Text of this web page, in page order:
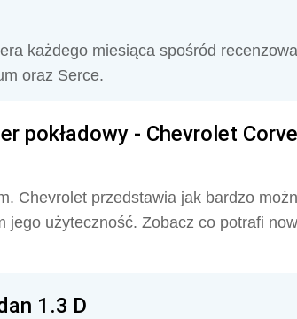
każdego miesiąca spośród
oraz Serce.
pokładowy - Chevrolet
Chevrolet przedstawia jak bardzo
jego użyteczność. Zobacz co potrafi
1.3 D